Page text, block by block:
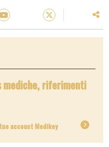
mediche, riferimenti
account Medikey